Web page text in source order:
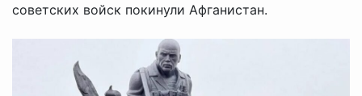
советских войск покинули Афганистан.